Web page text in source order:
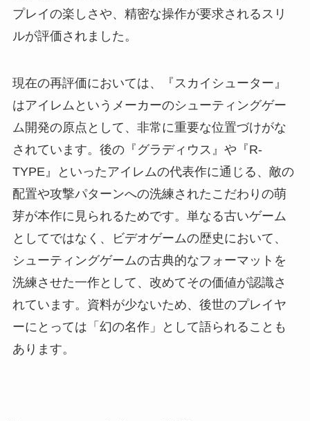
プレイの楽しさや、精密な操作が要求されるスリ
ルが評価されました。
現在の再評価においては、『スカイシューター』
はアイレムというメーカーのシューティングゲー
ム開発の原点として、非常に重要な位置づけがな
されています。後の『グラディウス』や『R-
TYPE』といったアイレムの代表作に通じる、敵の
配置や攻撃パターンへの洗練されたこだわりの萌
芽が本作に見られるためです。単なる古いゲーム
としてではなく、ビデオゲームの歴史において、
シューティングゲームの古典的なフォーマットを
洗練させた一作として、改めてその価値が認識さ
れています。資料が少ないため、後世のプレイヤ
ーにとっては「幻の名作」として語られることも
あります。